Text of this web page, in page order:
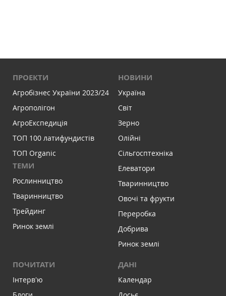
ПРОЕКТИ
Агробізнес України 2023/24
Агрополігон
АгроЕкспедиція
ТОП 100 латифундистів
ТОП Organic
ТЕМИ
Рослинництво
Тваринництво
Трейдинг
Ринок землі
НОВИНИ
Україна
Світ
Зерно
Олійні
Сільгосптехніка
Елеватори
Тваринництво
Овочі та фрукти
Переробка
Добрива
Ринок землі
ПОЧИТАТИ
Інтервʼю
ДАНІ
Календар